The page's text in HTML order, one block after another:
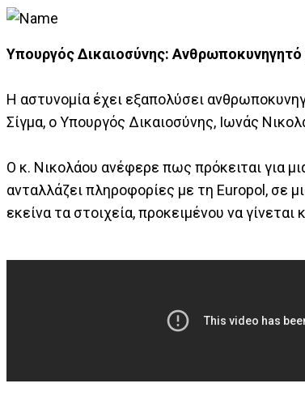
Υπουργός Δικαιοσύνης:
Η αστυνομία έχει εξαπολύσει
Σίγμα, ο Υπουργός Δικαιοσύνης, Ιωνάς
Ο κ. Νικολάου ανέφερε πως πρόκειται για
ανταλλάζει πληροφορίες με τη Europol, σε
εκείνα τα στοιχεία, προκειμένου να